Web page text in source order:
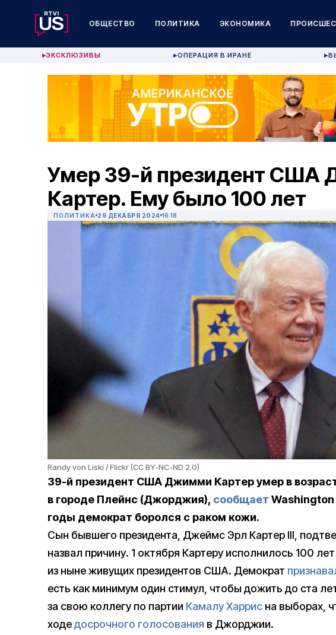
ОБЩЕСТВО ПОЛИТИКА ЭКОНОМИКА
▶ЭКСКЛЮЗИВЫ ▶ОПЕРАЦИЯ В ИРАНЕ ▶
Умер 39-й президент США
Картер. Ему было 100 лет
ПОЛИТИКА 29 ДЕКАБРЯ 2024 16:18
Randy von Liski / Flickr (CC BY-NC-ND 2.0)
39-й президент США Джимми Картер умер в
в городе Плейнс (Джорджия), сообщает Washington
годы демократ боролся с раком кожи.
Сын бывшего президента, Джеймс Эрл Картер III,
назвал причину. 1 октября Картеру исполнилось 100
из ныне живущих президентов США. Демократ
есть как минимум один стимул, чтобы дожить до ста
за свою коллегу по партии Камалу Харрис на выборах,
ходедосрочного голосования в Джорджии.